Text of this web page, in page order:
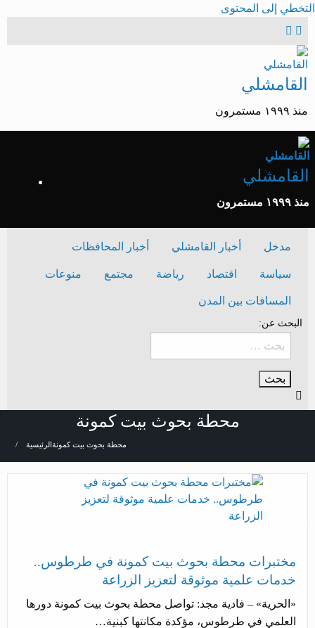
التخطي إلى المحتوى
القامشلي
منذ ١٩٩٩ مستمرون
القامشلي
منذ ١٩٩٩ مستمرون
مدخل أخبار القامشلي أخبار المحافظات
سياسة اقتصاد رياضة مجتمع منوعات
المسافات بين المدن
البحث عن:
محطة بحوث بيت كمونة
الرئيسيةمحطة بحوث بيت كمونة
مختبرات محطة بحوث بيت كمونة في طرطوس..
خدمات علمية موثوقة لتعزيز الزراعة
«الحرية» – فادية مجد: تواصل محطة بحوث بيت كمونة دورها
العلمي في طرطوس، مؤكدة مكانتها كبنية…